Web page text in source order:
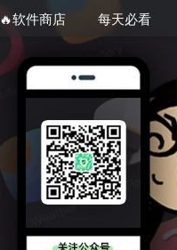
🔥软件商店 每天必看